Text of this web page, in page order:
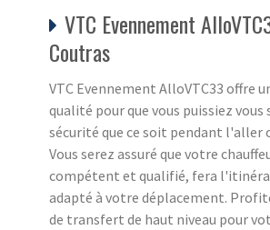
VTC Evennement
Coutras
VTC Evennement AlloVTC33 offre
qualité pour que vous puissiez vous
sécurité que ce soit pendant l'aller
Vous serez assuré que votre
compétent et qualifié, fera
adapté à votre déplacement.
de transfert de haut niveau pour